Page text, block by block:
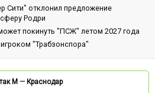
Сити" отклонил предложение
Родри
покинуть "ПСЖ" летом 2027 года
"Трабзонспора"
М — Краснодар